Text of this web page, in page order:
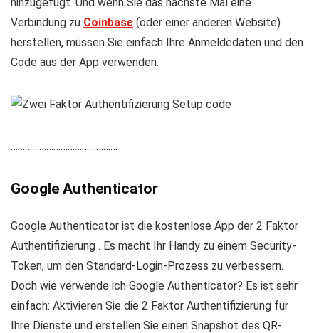
Verbindung zu Coinbase (oder einer anderen Website)
herstellen, müssen Sie einfach Ihre Anmeldedaten und den
Code aus der App verwenden.
………………………………………
Google Authenticator
Google Authenticator ist die kostenlose App der 2 Faktor
Authentifizierung . Es macht Ihr Handy zu einem Security-
Token, um den Standard-Login-Prozess zu verbessern.
Doch wie verwende ich Google Authenticator? Es ist sehr
einfach: Aktivieren Sie die 2 Faktor Authentifizierung für
Ihre Dienste und erstellen Sie einen Snapshot des QR-